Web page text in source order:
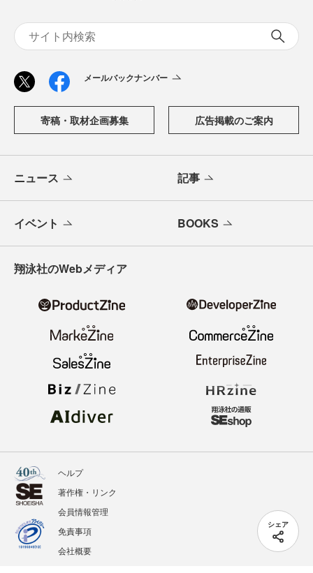
シェア
メールバックナンバー
寄稿・取材企画募集 広告掲載のご案内
ニュース 記事
イベント BOOKS
翔泳社のWebメディア
ヘルプ
著作権・リンク
会員情報管理
免責事項
会社概要